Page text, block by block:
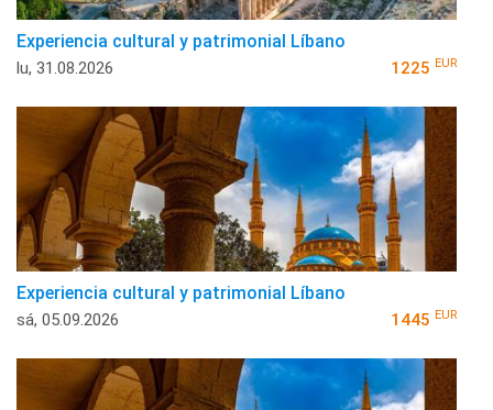
Experiencia cultural y patrimonial Líbano
lu, 31.08.2026 1225 EUR
Experiencia cultural y patrimonial Líbano
sá, 05.09.2026 1445 EUR